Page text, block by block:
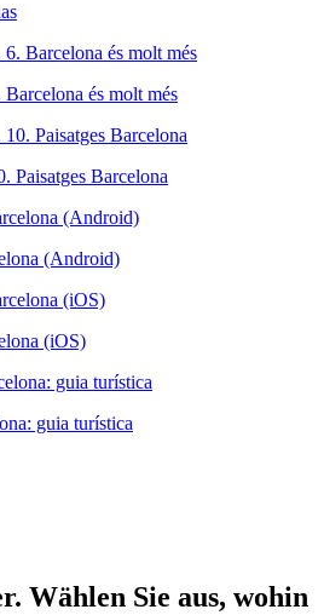
Barcelona és molt més
Paisatges Barcelona
(Android)
(iOS)
guia turística
Wählen Sie aus, wohin